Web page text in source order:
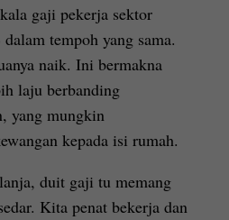
gaji pekerja sektor
tempoh yang sama.
naik. Ini bermakna
laju berbanding
yang mungkin
kepada isi rumah.
duit gaji tu memang
Kita penat bekerja dan